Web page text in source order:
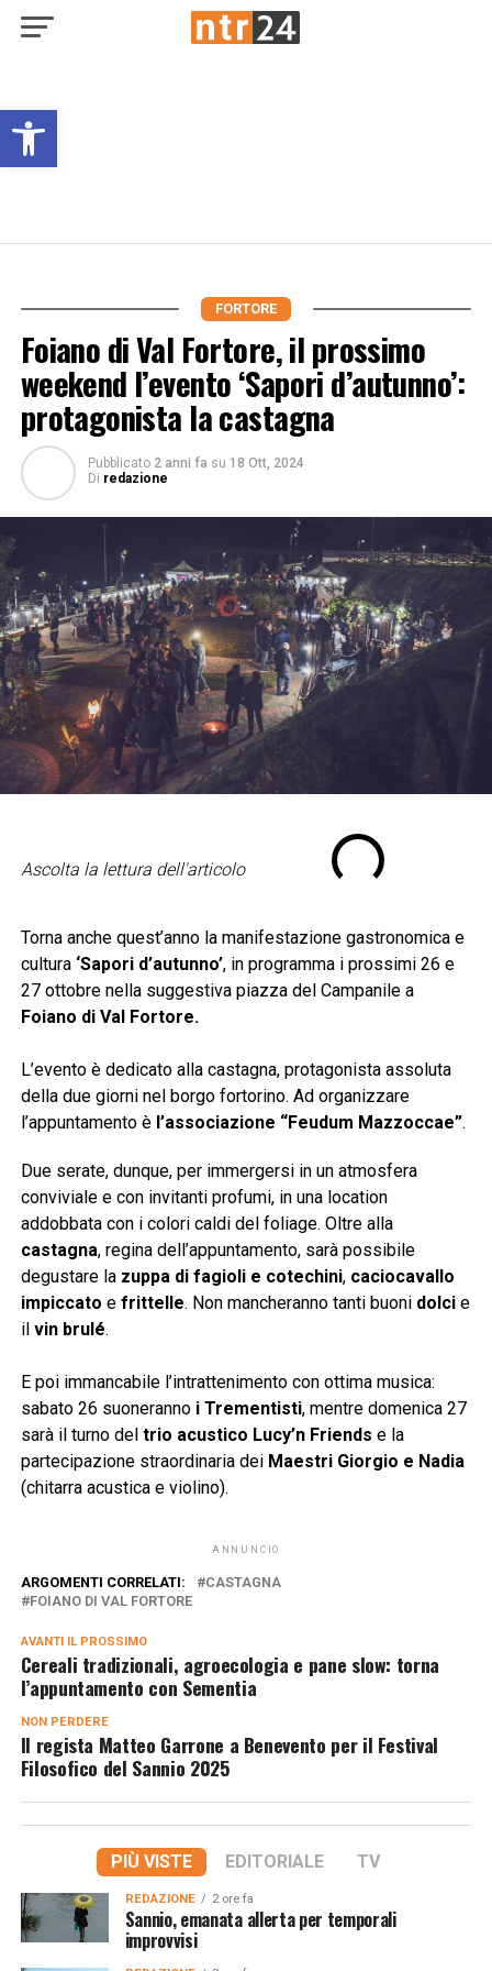
Open toolbar
FORTORE
Foiano di Val Fortore, il prossimo
weekend l’evento ‘Sapori d’autunno’:
protagonista la castagna
Pubblicato 2 anni fa su 18 Ott, 2024
Di redazione
Ascolta la lettura dell'articolo
Torna anche quest’anno la manifestazione gastronomica e
cultura‘Sapori d’autunno’, in programma i prossimi 26 e
27 ottobre nella suggestiva piazza del Campanile a
Foiano di Val Fortore.
L’evento è dedicato alla castagna, protagonista assoluta
della due giorni nel borgo fortorino. Ad organizzare
l’appuntamento è l’associazione “Feudum Mazzoccae”.
Due serate, dunque, per immergersi in un atmosfera
conviviale e con invitanti profumi, in una location
addobbata con i colori caldi del foliage. Oltre alla
castagna, regina dell’appuntamento, sarà possibile
degustare la zuppa di fagioli e cotechini,caciocavallo
impiccato e frittelle. Non mancheranno tanti buonidolcie
il vin brulé.
E poi immancabile l’intrattenimento con ottima musica:
sabato 26 suoneranno i Trementisti, mentre domenica 27
sarà il turno del trio acustico Lucy’n Friends e la
partecipazione straordinaria dei Maestri Giorgio e Nadia
(chitarra acustica e violino).
ANNUNCIO
ARGOMENTI CORRELATI:
CASTAGNA
FOIANO DI VAL FORTORE
AVANTI IL ​​PROSSIMO
Cereali tradizionali, agroecologia e pane slow: torna
l’appuntamento con Sementia
NON PERDERE
Il regista Matteo Garrone a Benevento per il Festival
Filosofico del Sannio 2025
PIÙ VISTE EDITORIALE TV
REDAZIONE 2 ore fa
Sannio, emanata allerta per temporali
improvvisi